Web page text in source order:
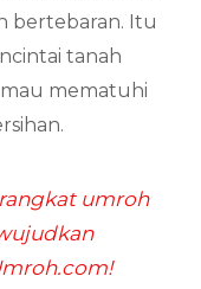
bertebaran. Itu
tanah
mematuhi
umroh